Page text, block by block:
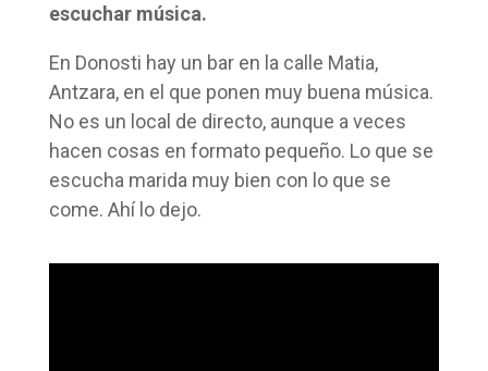
escuchar música.
En Donosti hay un bar en la calle Matia,
Antzara, en el que ponen muy buena música.
No es un local de directo, aunque a veces
hacen cosas en formato pequeño. Lo que se
escucha marida muy bien con lo que se
come. Ahí lo dejo.